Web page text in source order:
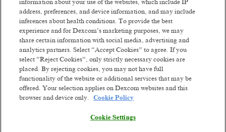
Angetrieben werden wir von Tausenden
ehrgeiziger, leidenschaftlicher Menschen weltweit,
die wie Kämpfer darum ringen, das Vertrauen
unserer Kundinnen und Kunden zu gewinnen –
durch Zuhören, Integrität, große Visionen und
Verlässlichkeit. Wir haben bereits Millionen Leben
verändert – und sind bereit, Millionen weitere zu
verändern.
Unsere Zukunftsvision ist es, ein führendes
Unternehmen im Bereich der
werden, während wir weiterhin Lösungen für
Read more
Similar jobs
Territory Sales Manager
(Brussels)
Remote - Belgium + 1 more
Remote
Posted 3 days ago
Junior
Hertfordshire
Remote -
information about your use of the websites, which include IP
address, preferences, and device information, and may include
inferences about health conditions. To provide the best
experience and for Dexcom’s marketing purposes, we may
share certain information with social media, advertising and
analytics partners. Select “Accept Cookies” to agree. If you
select “Reject Cookies”, only strictly necessary cookies are
placed. By rejecting cookies, you may not have full
functionality of the website or additional services that may be
offered. Your selection applies on Dexcom websites and this
browser and device only.
Cookie Policy
Cookie Settings